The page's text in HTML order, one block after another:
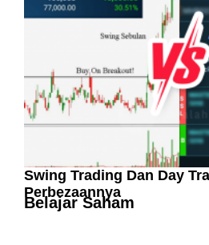
Suka ‘Stress’
Swing Trading Dan Day
Perbezaannya
Belajar Saham